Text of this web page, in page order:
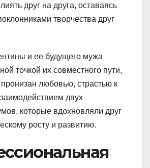
друг на друга, оставаясь
творчества друг
и ее будущего мужа
точкой их совместного пути,
любовью, страстью к
двух
которые вдохновляли друг
росту и развитию.